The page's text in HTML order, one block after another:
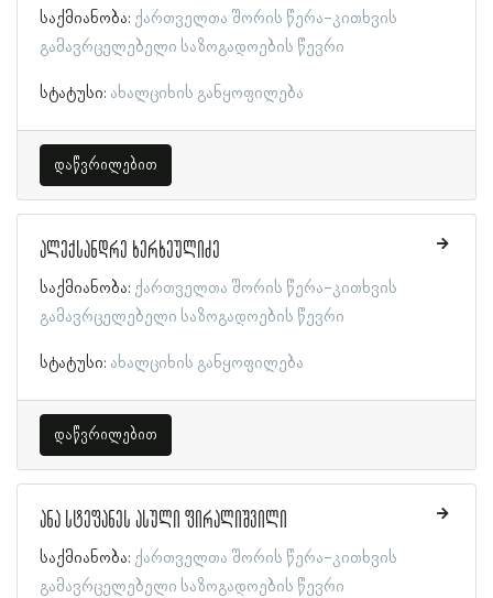
საქმიანობა: ქართველთა შორის წერა-კითხვის
გამავრცელებელი საზოგადოების წევრი
სტატუსი: ახალციხის განყოფილება
დაწვრილებით
ალექსანდრე ხერხეულიძე
საქმიანობა: ქართველთა შორის წერა-კითხვის
გამავრცელებელი საზოგადოების წევრი
სტატუსი: ახალციხის განყოფილება
დაწვრილებით
ანა სტეფანეს ასული ფირალიშვილი
საქმიანობა: ქართველთა შორის წერა-კითხვის
გამავრცელებელი საზოგადოების წევრი